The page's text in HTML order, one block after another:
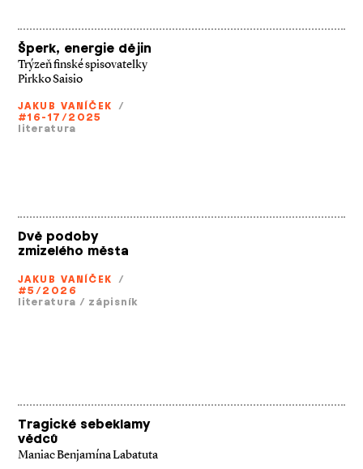
Šperk, energie dějin
Trýzeň finské spisovatelky
Pirkko Saisio
JAKUB VANÍČEK /
#16-17/2025
literatura
Dvě podoby
zmizelého města
JAKUB VANÍČEK /
#5/2026
literatura / zápisník
Tragické sebeklamy
vědců
Maniac Benjamína Labatuta